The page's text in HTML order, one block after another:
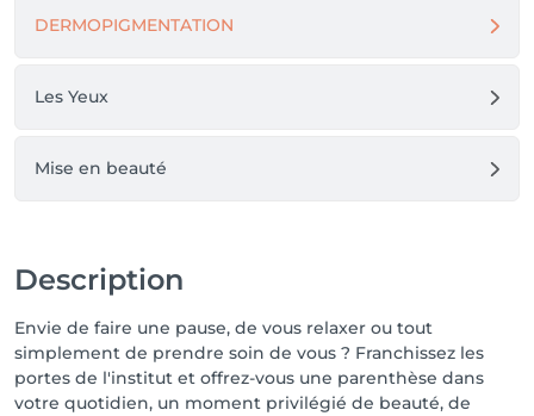
DERMOPIGMENTATION
Les Yeux
Mise en beauté
Description
Envie de faire une pause, de vous relaxer ou tout
simplement de prendre soin de vous ? Franchissez les
portes de l'institut et offrez-vous une parenthèse dans
votre quotidien, un moment privilégié de beauté, de